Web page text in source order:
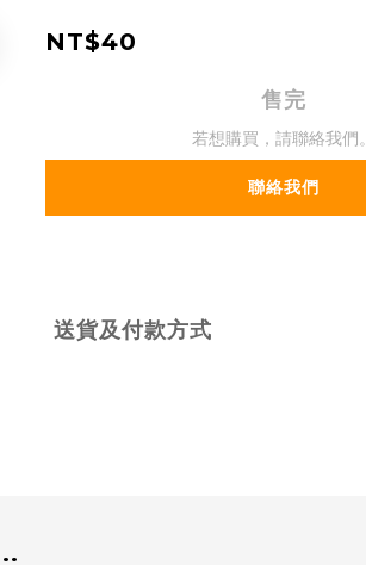
NT$40
售完
若想購買，請聯絡我們。
聯絡我們
送貨及付款方式